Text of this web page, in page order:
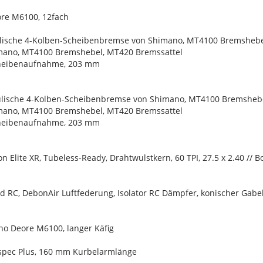
M6100, 12fach
4-Kolben-Scheibenbremse von Shimano, MT4100
MT4100 Bremshebel, MT420 Bremssattel
203 mm
4-Kolben-Scheibenbremse von Shimano, MT4100
MT4100 Bremshebel, MT420 Bremssattel
203 mm
Elite XR, Tubeless-Ready, Drahtwulstkern, 60 TPI, 27.5 x 2.40 //
RC, DebonAir Luftfederung, Isolator RC Dämpfer, konischer
Deore M6100, langer Käfig
Plus, 160 mm Kurbelarmlänge